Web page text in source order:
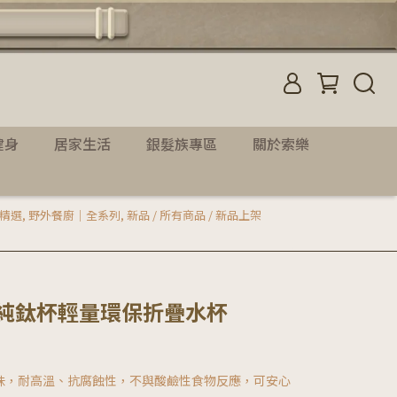
居家生活 銀髮族專區 關於索樂
選, 野外餐廚｜全系列, 新品 / 所有商品 / 新品上架
杯輕量環保折疊水杯
耐高溫、抗腐蝕性，不與酸鹼性食物反應，可安心